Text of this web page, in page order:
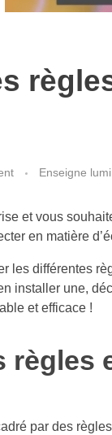
Enseigne
et vous
en matière
les différentes
installer une,
et efficace !
règles
par des